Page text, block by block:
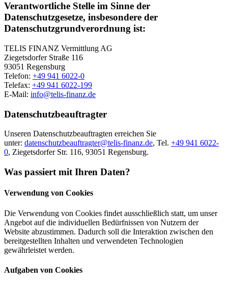
Verantwortliche Stelle im Sinne der
Datenschutzgesetze, insbesondere der
Datenschutzgrundverordnung ist:
TELIS FINANZ Vermittlung AG
Ziegetsdorfer Straße 116
93051 Regensburg
Telefon: +49 941 6022-0
Telefax: +49 941 6022-199
E-Mail: info@telis-finanz.de
Datenschutzbeauftragter
Unseren Datenschutzbeauftragten erreichen Sie
unter: datenschutzbeauftragter@telis-finanz.de, Tel. +49 941 6022-
0, Ziegetsdorfer Str. 116, 93051 Regensburg.
Was passiert mit Ihren Daten?
Verwendung von Cookies
Die Verwendung von Cookies findet ausschließlich statt, um unser
Angebot auf die individuellen Bedürfnissen von Nutzern der
Website abzustimmen. Dadurch soll die Interaktion zwischen den
bereitgestellten Inhalten und verwendeten Technologien
gewährleistet werden.
Aufgaben von Cookies